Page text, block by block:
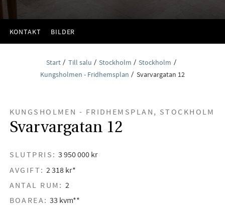
KONTAKT BILDER
Start Till salu Stockholm
Stockholm
Kungsholmen - Fridhemsplan
Svarvargatan 12
KUNGSHOLMEN - FRIDHEMSPLAN, STOCKHOLM
Svarvargatan 12
SLUTPRIS: 3 950 000 kr
AVGIFT: 2 318 kr*
ANTAL RUM: 2
BOAREA: 33 kvm**